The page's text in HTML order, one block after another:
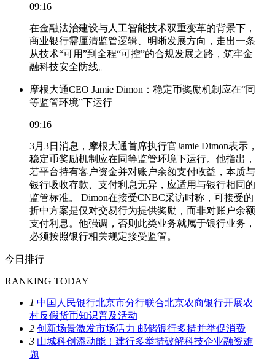
09:16
在金融法治建设与人工智能技术双重变革的背景下，
商业银行需厘清监管逻辑、明晰发展方向，走出一条
从技术“可用”到全程“可控”的合规发展之路，筑牢金
融科技安全防线。
摩根大通CEO Jamie Dimon：稳定币奖励机制应在“同
等监管环境”下运行
09:16
3月3日消息，摩根大通首席执行官Jamie Dimon表示，
稳定币奖励机制应在同等监管环境下运行。他指出，
若平台持有客户资金并对账户余额支付收益，本质与
银行吸收存款、支付利息无异，应适用与银行相同的
监管标准。 Dimon在接受CNBC采访时称，可接受的
折中方案是仅对交易行为提供奖励，而非对账户余额
支付利息。他强调，否则此类业务就属于银行业务，
必须按照银行相关规定接受监管。
今日排行
RANKING TODAY
1 中国人民银行北京市分行联合北京农商银行开展农
村反假货币知识普及活动
2 创新场景激发市场活力 邮储银行多措并举促消费
3 山城科创添动能！建行多举措破解科技企业融资难
题